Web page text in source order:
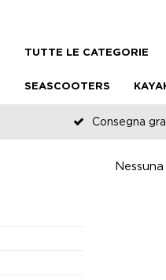
TUTTE LE CATEGORIE
SEASCOOTERS
Consegna